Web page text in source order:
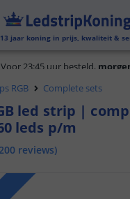
13 jaar koning in prijs, kwaliteit &
Klantbeoordeling 9.1
Voor 23:45 uur besteld,
RGB Complete sets
led strip |
leds p/m
reviews)